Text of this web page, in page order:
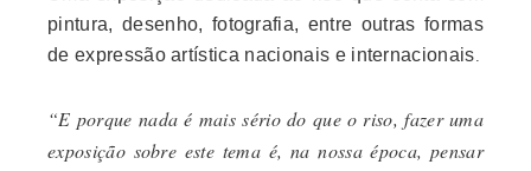
pintura, desenho, fotografia, entre outras formas
de expressão artística nacionais e internacionais
“E porque nada é mais sério do que o riso, fazer uma
exposição sobre este tema é, na nossa época, pensar